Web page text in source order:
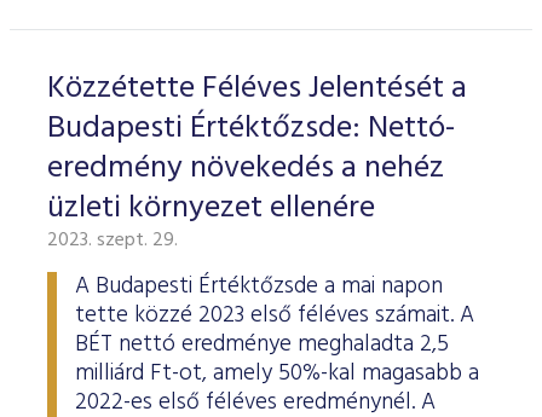
Közzétette Féléves Jelentését a
Budapesti Értéktőzsde: Nettó-
eredmény növekedés a nehéz
üzleti környezet ellenére
2023. szept. 29.
A Budapesti Értéktőzsde a mai napon
tette közzé 2023 első féléves számait. A
BÉT nettó eredménye meghaladta 2,5
milliárd Ft-ot, amely 50%-kal magasabb a
2022-es első féléves eredménynél. A